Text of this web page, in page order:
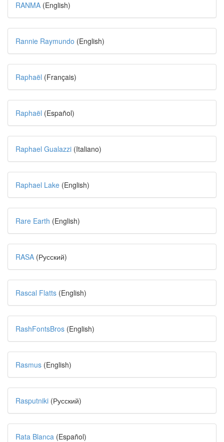
RANMA (English)
Rannie Raymundo (English)
Raphaël (Français)
Raphaël (Español)
Raphael Gualazzi (Italiano)
Raphael Lake (English)
Rare Earth (English)
RASA (Русский)
Rascal Flatts (English)
RashFontsBros (English)
Rasmus (English)
Rasputniki (Русский)
Rata Blanca (Español)